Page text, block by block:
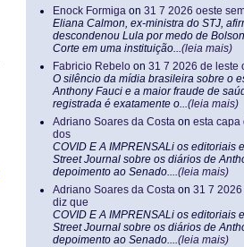
Enock Formiga on 31 7 2026 oeste
Eliana Calmon, ex-ministra do STJ,
descondenou Lula por medo de
Corte em uma instituição...(leia mais)
Fabricio Rebelo on 31 7 2026 de leste
O silêncio da mídia brasileira sobre o
Anthony Fauci e a maior fraude de
registrada é exatamente o...(leia mais)
Adriano Soares da Costa on esta capa
dos
COVID E A IMPRENSALi os editoriais
Street Journal sobre os diários de
depoimento ao Senado....(leia mais)
Adriano Soares da Costa on 31 7
diz que
COVID E A IMPRENSALi os editoriais
Street Journal sobre os diários de
depoimento ao Senado....(leia mais)